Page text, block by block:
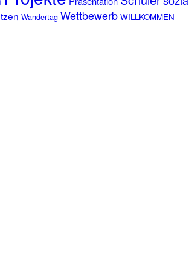
Wandertag Wettbewerb WILLKOMMEN